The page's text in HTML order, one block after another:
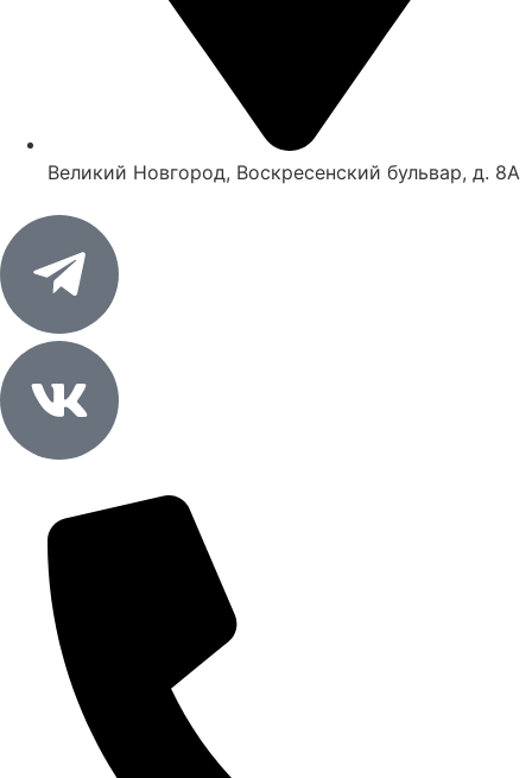
Великий Новгород, Воскресенский бульвар, д. 8А